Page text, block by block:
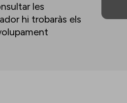
les
hi trobaràs els